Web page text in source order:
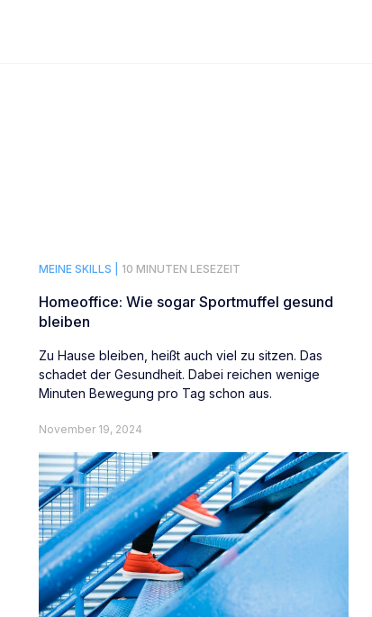
MEINE SKILLS | 10 MINUTEN LESEZEIT
Homeoffice: Wie sogar Sportmuffel gesund
bleiben
Zu Hause bleiben, heißt auch viel zu sitzen. Das
schadet der Gesundheit. Dabei reichen wenige
Minuten Bewegung pro Tag schon aus.
November 19, 2024